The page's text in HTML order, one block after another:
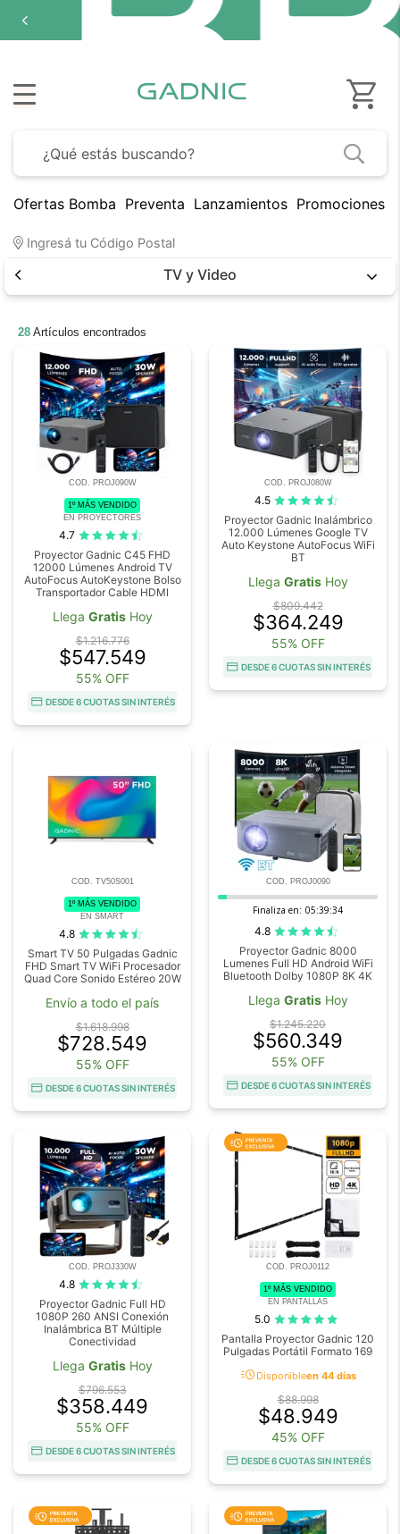
Ofertas Bomba Preventa Lanzamientos Promociones
Ingresá tu Código Postal
TV y Video
28 Artículos encontrados
COD. PROJ090W
1º MÁS VENDIDO
EN PROYECTORES
4.7
Proyector Gadnic C45 FHD
12000 Lúmenes Android TV
AutoFocus AutoKeystone Bolso
Transportador Cable HDMI
Llega GratisHoy
$1.216.776
$547.549
55% OFF
DESDE 6 CUOTAS SIN INTERÉS
COD. PROJ080W
4.5
Proyector Gadnic Inalámbrico
12.000 Lúmenes Google TV
Auto Keystone AutoFocus WiFi
BT
Llega GratisHoy
$809.442
$364.249
55% OFF
DESDE 6 CUOTAS SIN INTERÉS
COD. TV50S001
1º MÁS VENDIDO
EN SMART
4.8
Smart TV 50 Pulgadas Gadnic
FHD Smart TV WiFi Procesador
Quad Core Sonido Estéreo 20W
Envío a todo el país
$1.618.998
$728.549
55% OFF
DESDE 6 CUOTAS SIN INTERÉS
COD. PROJ0090
Finaliza en: 05:39:33
4.8
Proyector Gadnic 8000
Lumenes Full HD Android WiFi
Bluetooth Dolby 1080P 8K 4K
Llega GratisHoy
$1.245.220
$560.349
55% OFF
DESDE 6 CUOTAS SIN INTERÉS
COD. PROJ330W
4.8
Proyector Gadnic Full HD
1080P 260 ANSI Conexión
Inalámbrica BT Múltiple
Conectividad
Llega GratisHoy
$796.553
$358.449
55% OFF
DESDE 6 CUOTAS SIN INTERÉS
COD. PROJ0112
1º MÁS VENDIDO
EN PANTALLAS
5.0
Pantalla Proyector Gadnic 120
Pulgadas Portátil Formato 169
acuteDisponibleen 44 días
$88.998
$48.949
45% OFF
DESDE 6 CUOTAS SIN INTERÉS